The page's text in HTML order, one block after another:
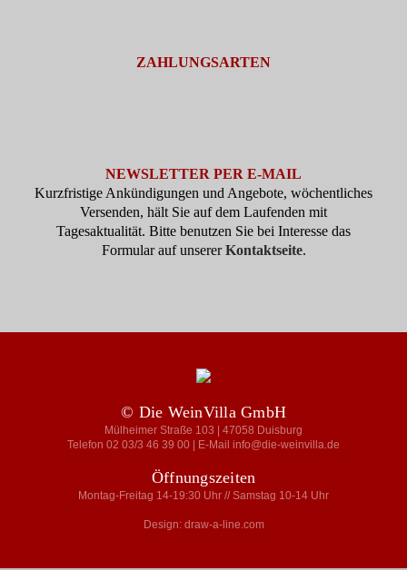
ZAHLUNGSARTEN
NEWSLETTER PER E-MAIL
Kurzfristige Ankündigungen und Angebote, wöchentliches
Versenden, hält Sie auf dem Laufenden mit
Tagesaktualität. Bitte benutzen Sie bei Interesse das
Formular auf unsererKontaktseite.
© Die WeinVilla GmbH
Mülheimer Straße 103 | 47058 Duisburg
Telefon 02 03/3 46 39 00 | E-Mail info@die-weinvilla.de
Öffnungszeiten
Montag-Freitag 14-19:30 Uhr // Samstag 10-14 Uhr
Design: draw-a-line.com